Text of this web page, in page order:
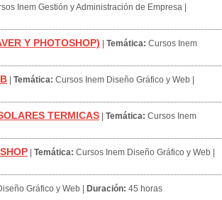
Inem Gestión y Administración de Empresa
Y PHOTOSHOP) Temática: Cursos Inem
Temática: Cursos Inem Diseño Gráfico y Web
TERMICAS Temática: Cursos Inem
Temática: Cursos Inem Diseño Gráfico y Web
Gráfico y Web Duración: 45 horas